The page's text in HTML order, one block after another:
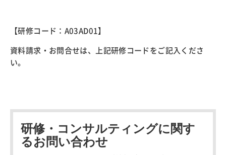
【研修コード：A03AD01】
資料請求・お問合せは、上記研修コードをご記入くださ
い。